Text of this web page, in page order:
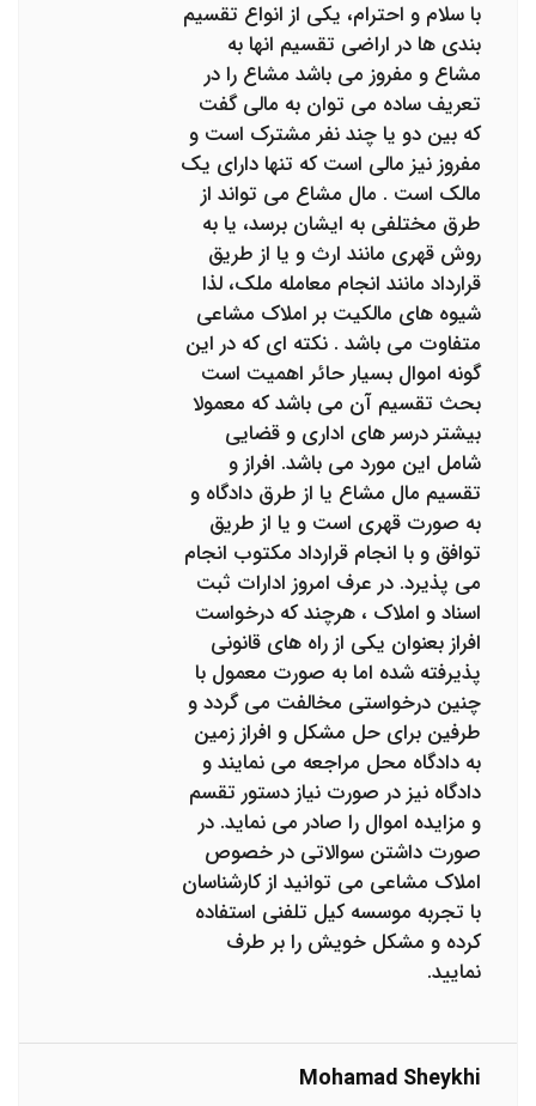
با سلام و احترام، یکی از انواع تقسیم
بندی ها در اراضی تقسیم انها به
مشاع و مفروز می باشد مشاع را در
تعریف ساده می توان به مالی گفت
که بین دو یا چند نفر مشترک است و
مفروز نیز مالی است که تنها دارای یک
مالک است . مال مشاع می تواند از
طرق مختلفی به ایشان برسد، یا به
روش قهری مانند ارث و یا از طریق
قرارداد مانند انجام معامله ملک، لذا
شیوه های مالکیت بر املاک مشاعی
متفاوت می باشد . نکته ای که در این
گونه اموال بسیار حائر اهمیت است
بحث تقسیم آن می باشد که معمولا
بیشتر درسر های اداری و قضایی
شامل این مورد می باشد. افراز و
تقسیم مال مشاع یا از طرق دادگاه و
به صورت قهری است و یا از طریق
توافق و با انجام قرارداد مکتوب انجام
می پذیرد. در عرف امروز ادارات ثبت
اسناد و املاک ، هرچند که درخواست
افراز بعنوان یکی از راه های قانونی
پذیرفته شده اما به صورت معمول با
چنین درخواستی مخالفت می گردد و
طرفین برای حل مشکل و افراز زمین
به دادگاه محل مراجعه می نمایند و
دادگاه نیز در صورت نیاز دستور تقسم
و مزایده اموال را صادر می نماید. در
صورت داشتن سوالاتی در خصوص
املاک مشاعی می توانید از کارشناسان
با تجربه موسسه کیل تلفنی استفاده
کرده و مشکل خویش را بر طرف
نمایید.
Mohamad Sheykhi